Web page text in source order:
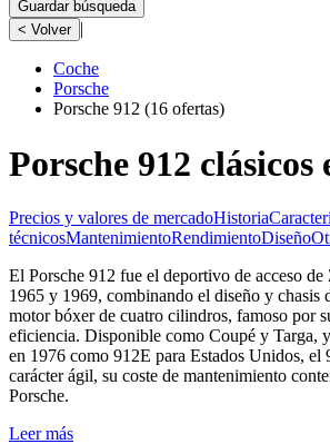
Guardar búsqueda
< Volver |
Coche
Porsche
Porsche 912 (16 ofertas)
Porsche 912 clásicos
Precios y valores de mercadoHistoria
técnicosMantenimientoRendimientoDiseño
El Porsche 912 fue el deportivo de acceso de
1965 y 1969, combinando el diseño y chasis
motor bóxer de cuatro cilindros, famoso por
eficiencia. Disponible como Coupé y Targa,
en 1976 como 912E para Estados Unidos, el
carácter ágil, su coste de mantenimiento
Porsche.
Leer más